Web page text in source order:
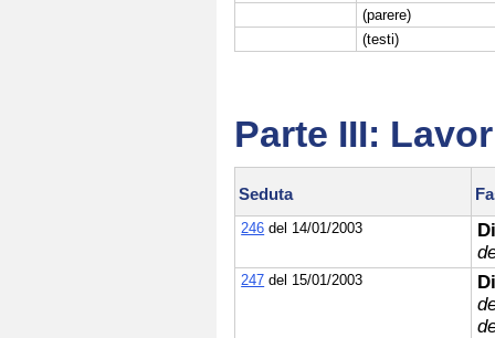
(parere)
(testi)
Parte III:
Seduta
246 del 14/01/2003
247 del 15/01/2003